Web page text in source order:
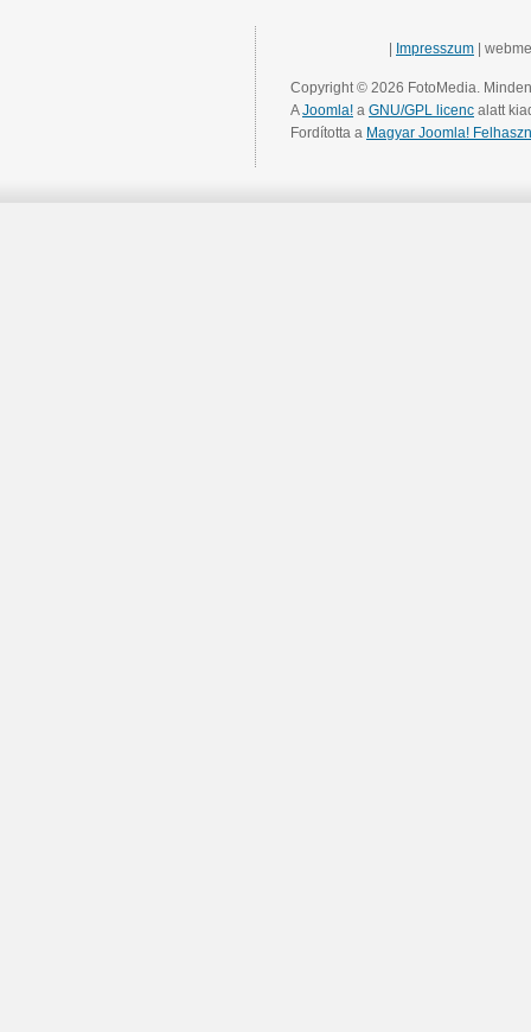
Impresszum |
Copyright © 2026 FotoMedia.
AJoomla! a GNU/GPL licenc alatt
Fordította a Magyar Joomla!